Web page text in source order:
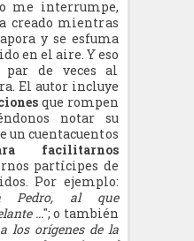
me interrumpe,
creado mientras
y se esfuma
en el aire. Y eso
de veces al
El autor incluye
que rompen
notar su
un cuentacuentos
facilitarnos
partícipes de
Por ejemplo:
Pedro, al que
..."; o también
los orígenes de la